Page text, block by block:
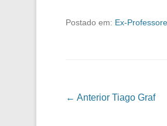
Postado em: Ex-
Navegação das
← Anterior Tiago Graf